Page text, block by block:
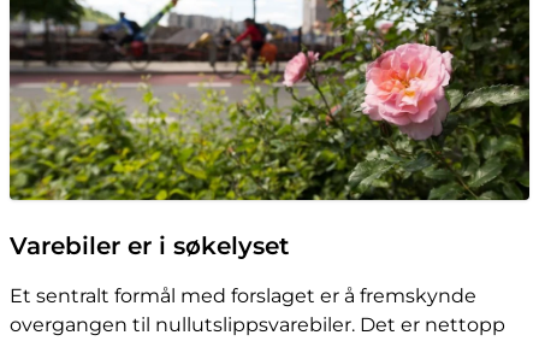
Varebiler er i søkelyset
Et sentralt formål med forslaget er å fremskynde
overgangen til nullutslippsvarebiler. Det er nettopp